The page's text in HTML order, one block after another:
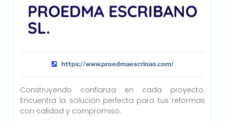
PROEDMA ESCRIBANO
SL.
https://www.proedmaescrinao.com/
Construyendo confianza en cada proyecto.
Encuentra la solución perfecta para tus reformas
con calidad y compromiso.